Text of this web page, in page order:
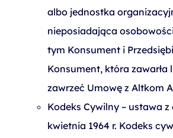
albo jednostka
nieposiadająca
tym Konsument i
Konsument, która zawarła
zawrzeć Umowę z Altkom
Kodeks Cywilny – ustawa z
kwietnia 1964 r. Kodeks